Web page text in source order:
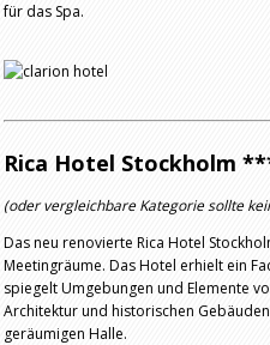
für das Spa.
Rica Hotel Stockholm
(oder vergleichbare Kategorie sollte
Das neu renovierte Rica Hotel
Meetingräume. Das Hotel erhielt ein
spiegelt Umgebungen und Elemente
Architektur und historischen
geräumigen Halle.